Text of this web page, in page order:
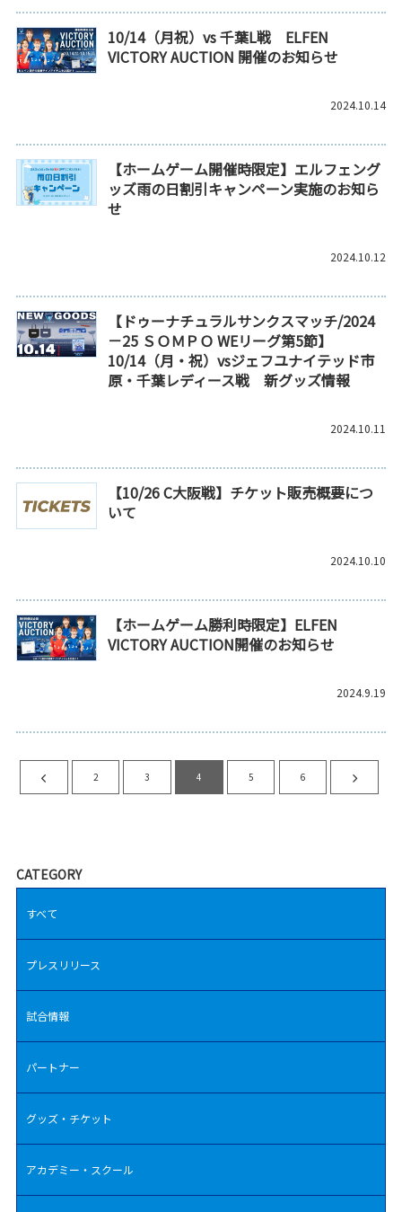
10/14（月祝）vs 千葉L戦 ELFEN
VICTORY AUCTION 開催のお知らせ
2024.10.14
【ホームゲーム開催時限定】エルフェング
ッズ雨の日割引キャンペーン実施のお知ら
せ
2024.10.12
【ドゥーナチュラルサンクスマッチ/2024
－25 ＳＯＭＰＯ WEリーグ第5節】
10/14（月・祝）vsジェフユナイテッド市
原・千葉レディース戦 新グッズ情報
2024.10.11
【10/26 C大阪戦】チケット販売概要につ
いて
2024.10.10
【ホームゲーム勝利時限定】ELFEN
VICTORY AUCTION開催のお知らせ
2024.9.19
2 3 4 5 6
CATEGORY
すべて
プレスリリース
試合情報
パートナー
グッズ・チケット
アカデミー・スクール